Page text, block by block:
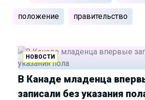
положение правительство
НОВОСТИ
В Канаде младенца
записали без указания